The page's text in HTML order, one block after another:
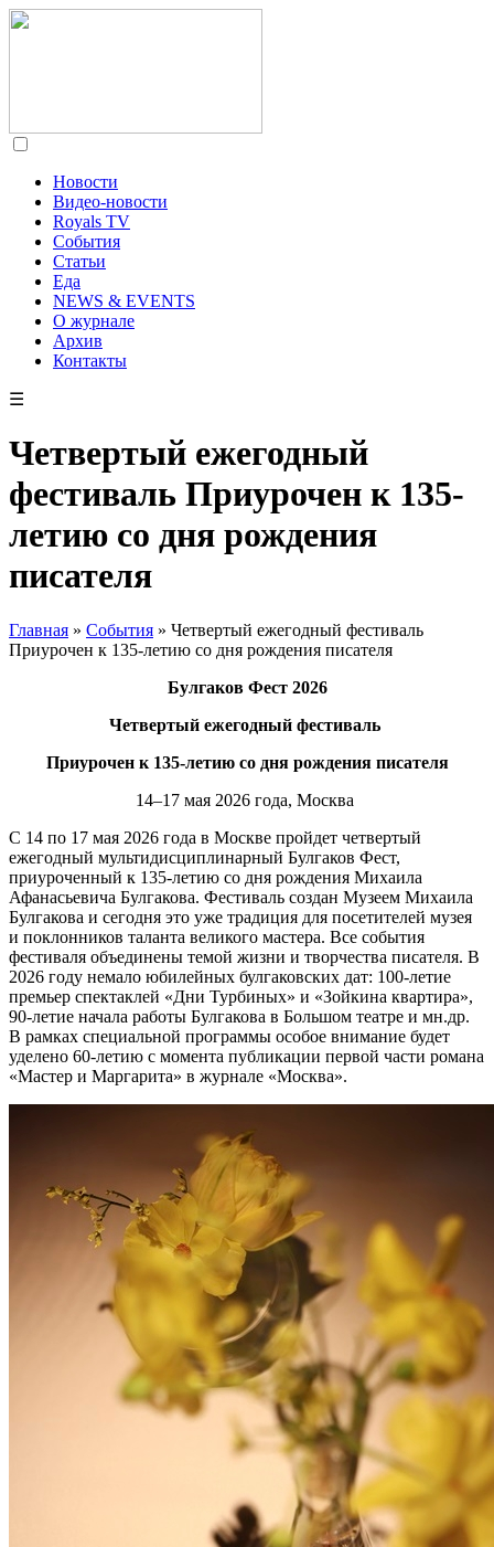
Новости
Видео-новости
Royals TV
События
Статьи
Еда
NEWS & EVENTS
О журнале
Архив
Контакты
☰
Четвертый ежегодный
фестиваль Приурочен к 135-
летию со дня рождения
писателя
Главная » События » Четвертый ежегодный фестиваль
Приурочен к 135-летию со дня рождения писателя
Булгаков Фест 2026
Четвертый ежегодный фестиваль
Приурочен к 135-летию со дня рождения писателя
14–17 мая 2026 года, Москва
С 14 по 17 мая 2026 года в Москве пройдет четвертый
ежегодный мультидисциплинарный Булгаков Фест,
приуроченный к 135-летию со дня рождения Михаила
Афанасьевича Булгакова. Фестиваль создан Музеем Михаила
Булгакова и сегодня это уже традиция для посетителей музея
и поклонников таланта великого мастера. Все события
фестиваля объединены темой жизни и творчества писателя. В
2026 году немало юбилейных булгаковских дат: 100-летие
премьер спектаклей «Дни Турбиных» и «Зойкина квартира»,
90-летие начала работы Булгакова в Большом театре и мн.др.
В рамках специальной программы особое внимание будет
уделено 60-летию с момента публикации первой части романа
«Мастер и Маргарита» в журнале «Москва».